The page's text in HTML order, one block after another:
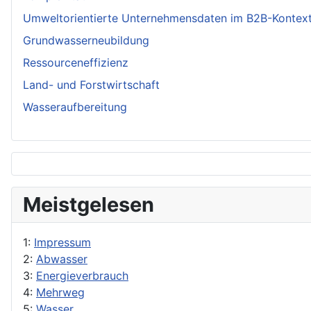
Umweltorientierte Unternehmensdaten im B2B-
Grundwasserneubildung
Ressourceneffizienz
Land- und Forstwirtschaft
Wasseraufbereitung
Meistgelesen
1: Impressum
2: Abwasser
3: Energieverbrauch
4: Mehrweg